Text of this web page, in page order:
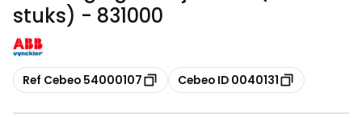
stuks) - 831000
Kopiëren
Ref Cebeo 54000107 Kopiëren
Cebeo ID 0040131